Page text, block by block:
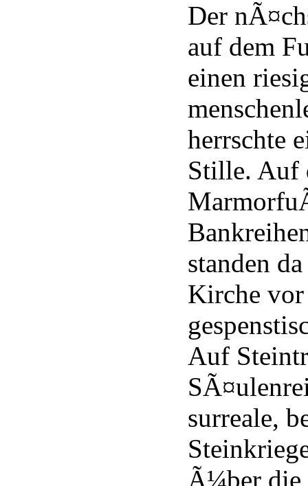
Der
auf dem
einen
herrschte
Stille. Auf
standen
Kirche
Auf
surreale,
Ã¼ber die